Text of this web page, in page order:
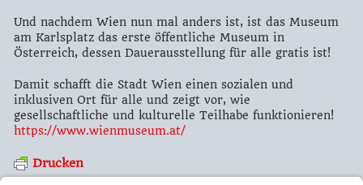
Und nachdem Wien nun mal anders ist, ist das Museum
am Karlsplatz das erste öffentliche Museum in
Österreich, dessen Dauerausstellung für alle gratis ist!
Damit schafft die Stadt Wien einen sozialen und
inklusiven Ort für alle und zeigt vor, wie
gesellschaftliche und kulturelle Teilhabe funktionieren!
https://www.wienmuseum.at/
Drucken